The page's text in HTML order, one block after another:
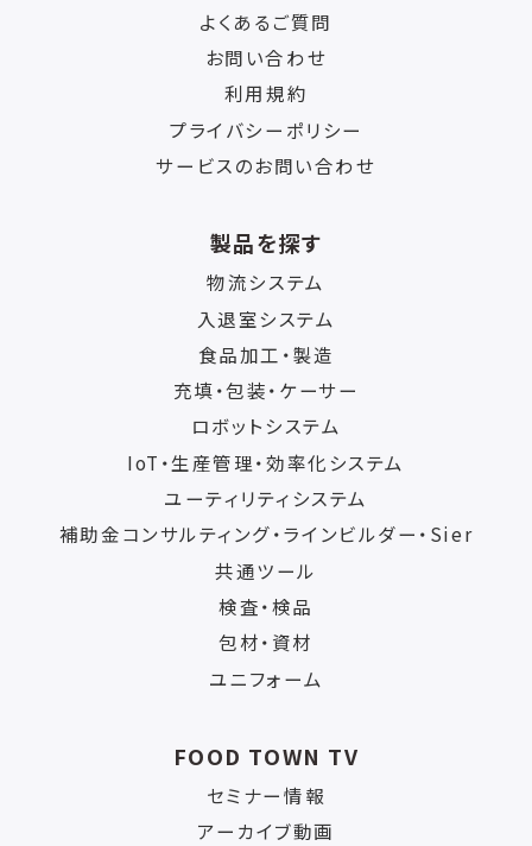
よくあるご質問
お問い合わせ
利用規約
プライバシーポリシー
サービスのお問い合わせ
製品を探す
物流システム
入退室システム
食品加工・製造
充填・包装・ケーサー
ロボットシステム
IoT・生産管理・効率化システム
ユーティリティシステム
補助金コンサルティング・ラインビルダー・Sier
共通ツール
検査・検品
包材・資材
ユニフォーム
FOOD TOWN TV
セミナー情報
アーカイブ動画